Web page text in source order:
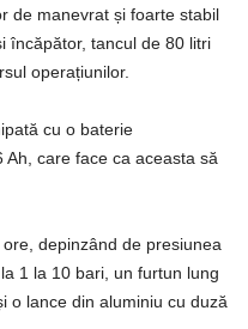
de manevrat și foarte stabil
încăpător, tancul de 80 litri
operațiunilor.
cu o baterie
care face ca aceasta să
depinzând de presiunea
1 la 10 bari, un furtun lung
o lance din aluminiu cu duză